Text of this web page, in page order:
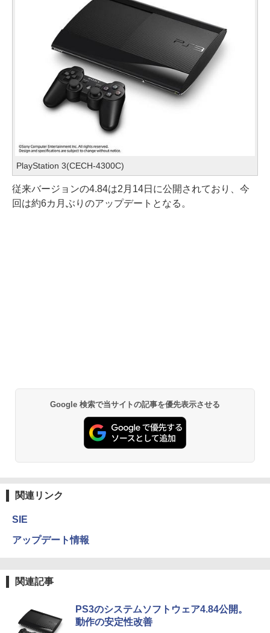
PlayStation 3(CECH-4300C)
従来バージョンの4.84は2月14日に公開されており、今
回は約6カ月ぶりのアップデートとなる。
Google 検索で当サイトの記事を優先表示させる
関連リンク
SIE
アップデート情報
関連記事
PS3のシステムソフトウェア4.84公開。
動作の安定性改善